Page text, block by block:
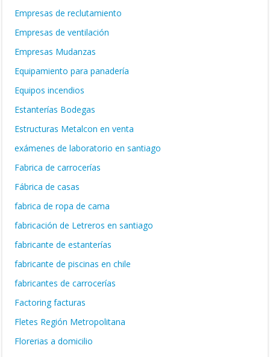
Empresas de reclutamiento
Empresas de ventilación
Empresas Mudanzas
Equipamiento para panadería
Equipos incendios
Estanterías Bodegas
Estructuras Metalcon en venta
exámenes de laboratorio en santiago
Fabrica de carrocerías
Fábrica de casas
fabrica de ropa de cama
fabricación de Letreros en santiago
fabricante de estanterías
fabricante de piscinas en chile
fabricantes de carrocerías
Factoring facturas
Fletes Región Metropolitana
Florerias a domicilio